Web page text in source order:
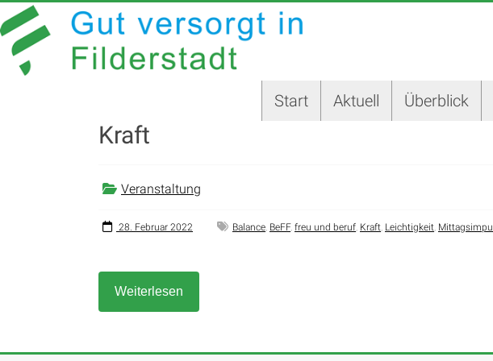
Zum
Inhalt
springen
GUT
VERSORGT
FILDERSTADT
Start Aktuell Überblick
Kraft
Veranstaltung
28. Februar 2022 Balance, BeFF, freu und beruf, Kraft, Leichtigkeit,
Weiterlesen